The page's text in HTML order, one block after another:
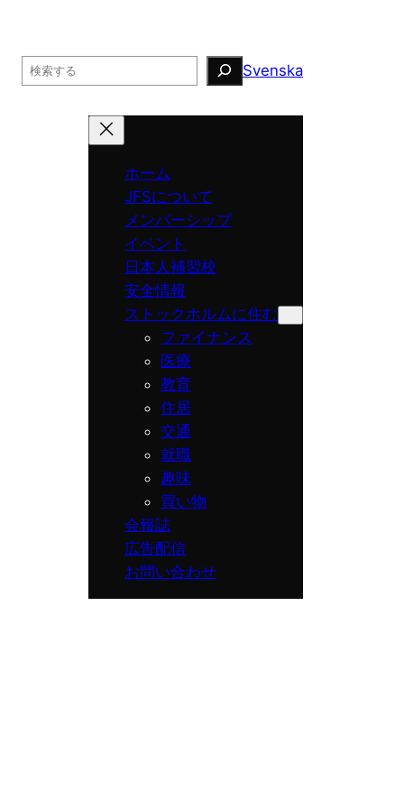
Search Svenska
ホーム
JFSについて
メンバーシップ
イベント
日本人補習校
安全情報
ストックホルムに住む
ファイナンス
医療
教育
住居
交通
就職
趣味
買い物
会報誌
広告配信
お問い合わせ